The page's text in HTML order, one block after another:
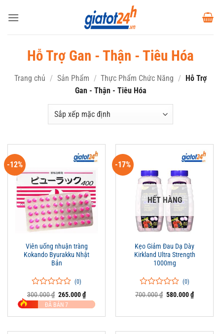
qua
Hỗ Trợ Gan - Thận - Tiêu Hóa
Trang chủ / Sản Phẩm / Thực Phẩm Chức Năng /
Hỗ Trợ
Gan - Thận - Tiêu Hóa
-12%
Viên uống nhuận tràng
Kokando Byurakku Nhật
Bản
0
trên
5
0
đánh
(0)
300.000₫ Giá
gốc
là:
265.000₫Giá
hiện
tại
ĐÃ BÁN 7
-17%
HẾT HÀNG
Kẹo Giảm Đau Dạ Dày
Kirkland Ultra Strength
1000mg
0
0
đánh
(0)
700.000₫ Giá
580.000₫Giá
hiện